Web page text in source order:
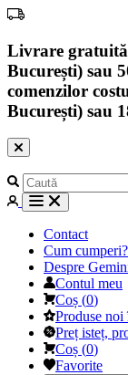
Livrare gratuită
București) sau
comenzilor
București) sau
Contact
Cum cumperi?
Despre
Contul meu
Coș (0)
Produse noi
Preț isteț,
Coș (0)
Favorite